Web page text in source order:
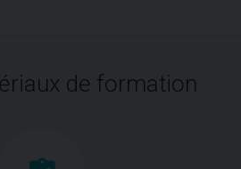
de formation